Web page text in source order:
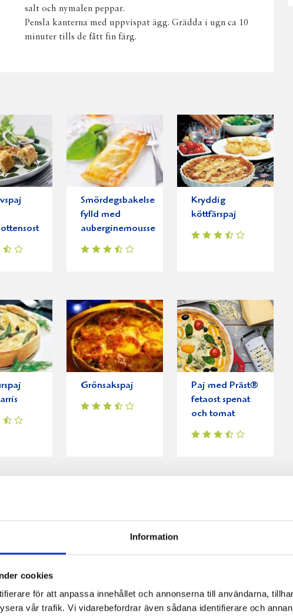
Information
cookies
för att anpassa innehållet och annonserna till användarna,
vår trafik. Vi vidarebefordrar även sådana identifierare och
salt och nymalen peppar.
Pensla kanterna med uppvispat ägg. Grädda i ugn ca 10
minuter tills de fått fin färg.
Smördegsbakelse
fylld med
auberginemousse
Kryddig
köttfärspaj
Grönsakspaj
Paj med Präst®
fetaost spenat
och tomat